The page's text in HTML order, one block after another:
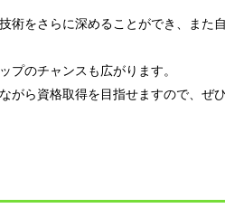
術をさらに深めることができ、また
のチャンスも広がります。
がら資格取得を目指せますので、ぜ